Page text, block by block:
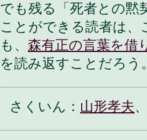
でも残る「死者との黙
ことができる読者は、
も、 森有正の言葉を借
を読み返すことだろう
さくいん： 山形孝夫